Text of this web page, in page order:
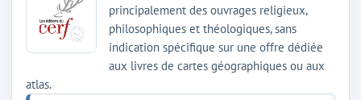
principalement des ouvrages religieux,
philosophiques et théologiques, sans
indication spécifique sur une offre dédiée
aux livres de cartes géographiques ou aux
atlas.